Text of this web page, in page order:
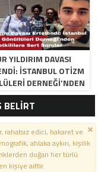
YILDIRIM DAVASI
İSTANBUL OTIZM
DERNEĞI’NDEN
SERT SORULAR
BELİRT
rahatsız edici, hakaret ve
ahlaka aykırı, kişilik
doğan her türlü
kişiye aittir.